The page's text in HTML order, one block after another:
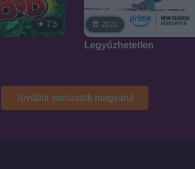
7.5 2021
Legyőzhetetlen
További sorozatok magyarul